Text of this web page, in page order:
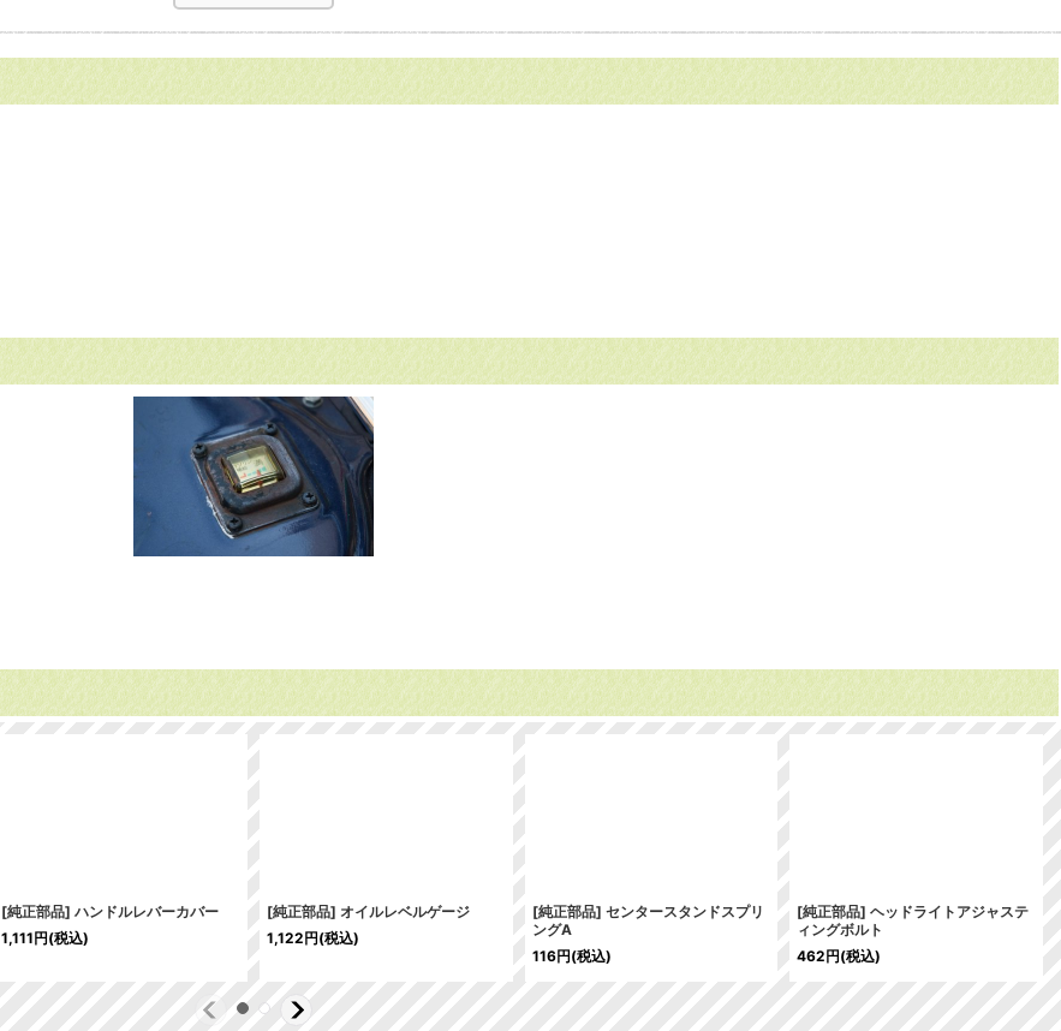
[純正部品] ハンドルレバーカバー
1,111円(税込)
[純正部品] オイルレベルゲージ
1,122円(税込)
[純正部品] センタースタンドスプリ
ングA
116円(税込)
[純正部品] ヘッドライトアジャステ
ィングボルト
462円(税込)